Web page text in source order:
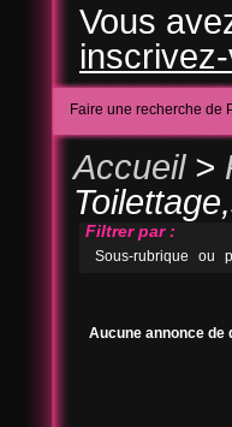
Vous
Faire une recherche de
Accueil>
Filtrer par :
Sous-rubrique ou
Aucune annonce de